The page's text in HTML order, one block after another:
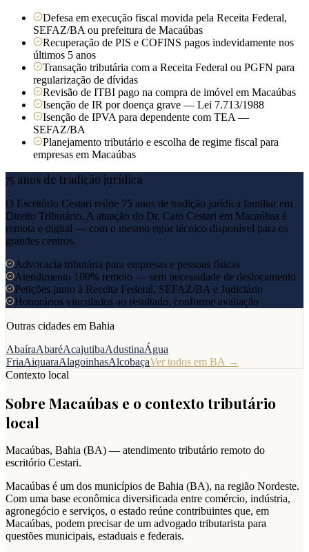
Defesa em execução fiscal movida pela Receita Federal,
SEFAZ/BA ou prefeitura de Macaúbas
Recuperação de PIS e COFINS pagos indevidamente nos
últimos 5 anos
Transação tributária com a Receita Federal ou PGFN para
regularização de dívidas
Revisão de ITBI pago na compra de imóvel em Macaúbas
Isenção de IR por doença grave — Lei 7.713/1988
Isenção de IPVA para dependente com TEA —
SEFAZ/BA
Planejamento tributário e escolha de regime fiscal para
empresas em Macaúbas
75 anos de tradição jurídica
O Escritório Cestari reúne 75 anos de tradição jurídica familiar em
Direito Tributário. A atuação do Dr. Caio Cestari em Macaúbas é
remota e digital — com o mesmo rigor técnico disponível para os
grandes centros.
Advocacia tributária para empresas e pessoas físicas
Atendimento 100% remoto — sem necessidade de deslocamento
Petições junto à Receita Federal, SEFAZ/BA e Judiciário
Honorários vinculados ao resultado, conforme avaliação
Outras cidades em Bahia
AbaíraAbaréAcajutibaAdustinaÁgua
FriaAiquaraAlagoinhasAlcobaçaVer todos em BA →
Contexto local
Sobre Macaúbas e o contexto tributário
local
Macaúbas, Bahia (BA) — atendimento tributário remoto do
escritório Cestari.
Macaúbas é um dos municípios de Bahia (BA), na região Nordeste.
Com uma base econômica diversificada entre comércio, indústria,
agronegócio e serviços, o estado reúne contribuintes que, em
Macaúbas, podem precisar de um advogado tributarista para
questões municipais, estaduais e federais.